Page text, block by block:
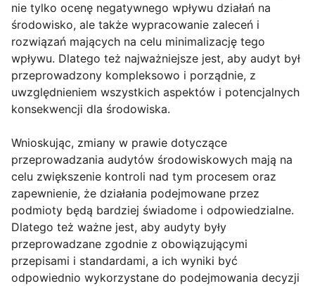
nie tylko ocenę negatywnego wpływu działań na
środowisko, ale także wypracowanie zaleceń i
rozwiązań mających na celu minimalizację tego
wpływu. Dlatego też najważniejsze jest, aby audyt był
przeprowadzony kompleksowo i porządnie, z
uwzględnieniem wszystkich aspektów i potencjalnych
konsekwencji dla środowiska.
Wnioskując, zmiany w prawie dotyczące
przeprowadzania audytów środowiskowych mają na
celu zwiększenie kontroli nad tym procesem oraz
zapewnienie, że działania podejmowane przez
podmioty będą bardziej świadome i odpowiedzialne.
Dlatego też ważne jest, aby audyty były
przeprowadzane zgodnie z obowiązującymi
przepisami i standardami, a ich wyniki być
odpowiednio wykorzystane do podejmowania decyzji